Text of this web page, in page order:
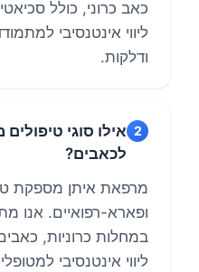
כאב כרוני, כולל
ליווי אינטנסיבי
ודלקות.
2 אילו סוגי
לכאבים?
מרפאת איתן מספקת
ופארא-רפואיים. אנו
במחלות כרוניות,
ליווי אינטנסיבי